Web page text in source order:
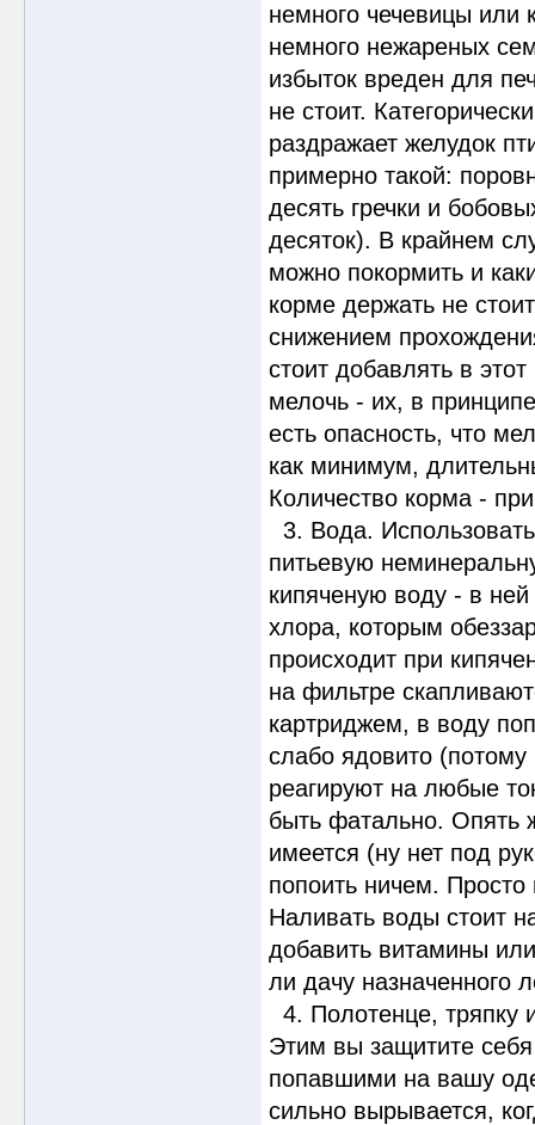
немного чечевицы или
немного нежареных
избыток вреден для
не стоит.
раздражает желудок
примерно такой:
десять гречки и
десяток). В крайнем
можно покормить и
корме держать не
снижением
стоит добавлять в
мелочь - их, в
есть опасность, что
как минимум,
Количество корма -
3. Вода.
питьевую
кипяченую воду - в
хлора, которым
происходит при
на фильтре
картриджем, в воду
слабо ядовито
реагируют на любые
быть фатально. Опять
имеется (ну нет под
попоить ничем. Просто
Наливать воды стоит
добавить витамины
ли дачу назначенного
4. Полотенце, тряпку
Этим вы защитите
попавшими на вашу
сильно вырывается,